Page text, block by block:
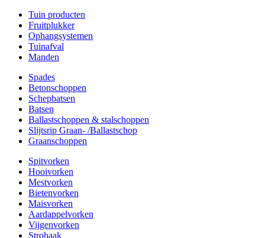
Tuin producten
Fruitplukker
Ophangsystemen
Tuinafval
Manden
Spades
Betonschoppen
Schepbatsen
Batsen
Ballastschoppen & stalschoppen
Slijtsrip Graan- /Ballastschop
Graanschoppen
Spitvorken
Hooivorken
Mestvorken
Bietenvorken
Maisvorken
Aardappelvorken
Vijgenvorken
Strohaak